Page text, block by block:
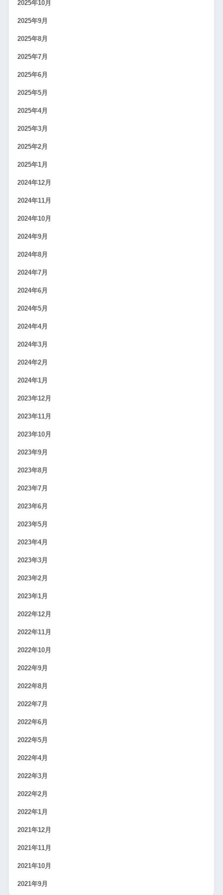
2025年10月
2025年9月
2025年8月
2025年7月
2025年6月
2025年5月
2025年4月
2025年3月
2025年2月
2025年1月
2024年12月
2024年11月
2024年10月
2024年9月
2024年8月
2024年7月
2024年6月
2024年5月
2024年4月
2024年3月
2024年2月
2024年1月
2023年12月
2023年11月
2023年10月
2023年9月
2023年8月
2023年7月
2023年6月
2023年5月
2023年4月
2023年3月
2023年2月
2023年1月
2022年12月
2022年11月
2022年10月
2022年9月
2022年8月
2022年7月
2022年6月
2022年5月
2022年4月
2022年3月
2022年2月
2022年1月
2021年12月
2021年11月
2021年10月
2021年9月